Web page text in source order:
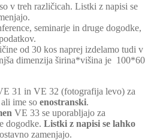
so v treh različicah. Listki z napisi se
seminarje in druge dogodke,
od 30 kos naprej izdelamo tudi v
dimenzija širina*višina je 100*60
31 in VE 32 (fotografija levo) za
ime so enostranski.
VE 33 se uporabljajo za
dogodke. Listki z napisi se lahko
zamenjajo.